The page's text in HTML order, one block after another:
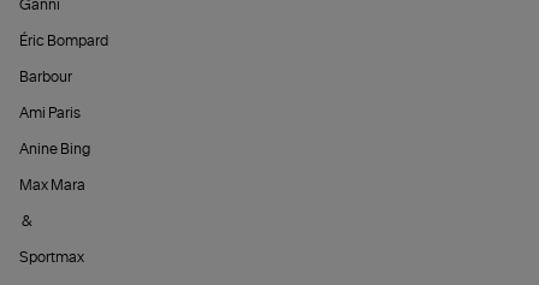
Ganni
Éric Bompard
Barbour
Ami Paris
Anine Bing
Max Mara
&
Sportmax